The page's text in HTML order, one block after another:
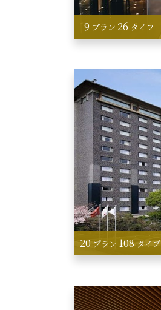
9 プラン 26 タイプ
20 プラン 108 タイプ